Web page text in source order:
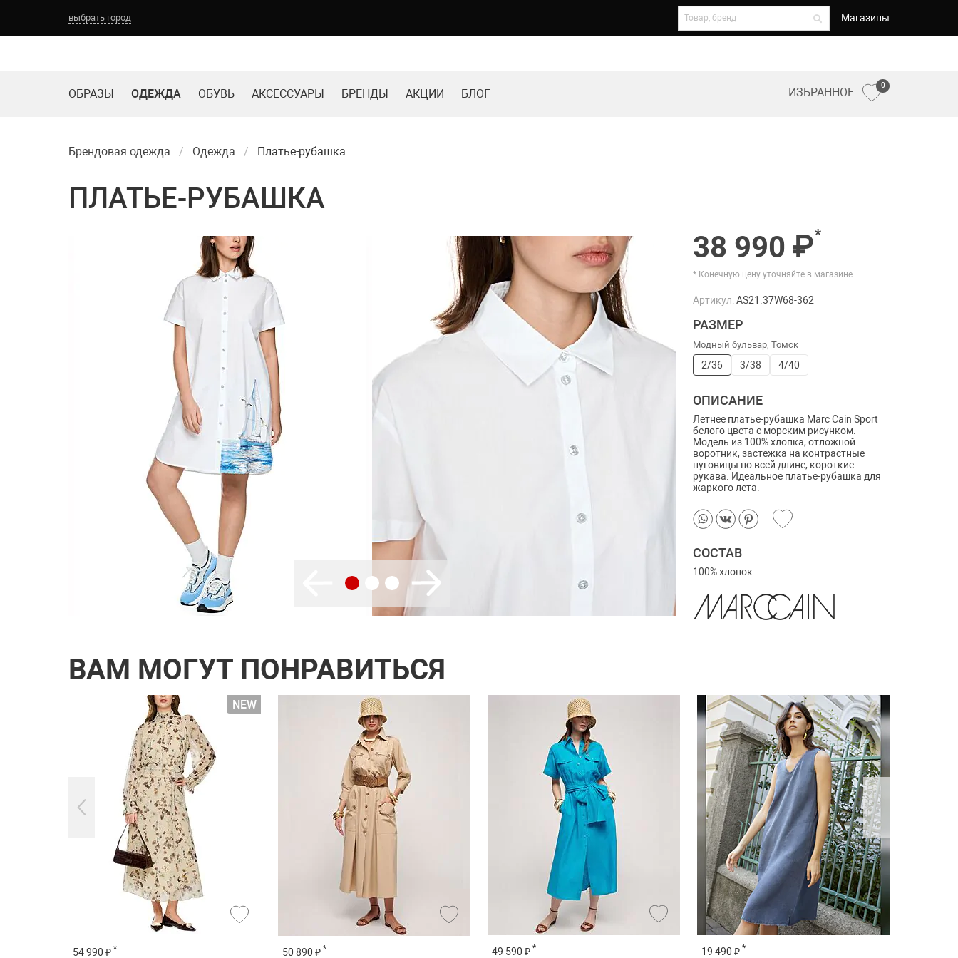
выбрать город Магазины
ОБРАЗЫ ОДЕЖДА ОБУВЬ АКСЕССУАРЫ БРЕНДЫ АКЦИИ БЛОГ ИЗБРАННОЕ
0
Брендовая одежда Одежда Платье-рубашка
ПЛАТЬЕ-РУБАШКА
38 990 ₽*
* Конечную цену уточняйте в магазине.
Артикул:AS21.37W68-362
РАЗМЕР
Модный бульвар, Томск
2/36 3/38 4/40
ОПИСАНИЕ
Летнее платье-рубашка Marc Cain Sport
белого цвета с морским рисунком.
Модель из 100% хлопка, отложной
воротник, застежка на контрастные
пуговицы по всей длине, короткие
рукава. Идеальное платье-рубашка для
жаркого лета.
СОСТАВ
100% хлопок
ВАМ МОГУТ ПОНРАВИТЬСЯ
54 990 ₽ * 50 890 ₽ * 49 590 ₽ * 19 490 ₽ *